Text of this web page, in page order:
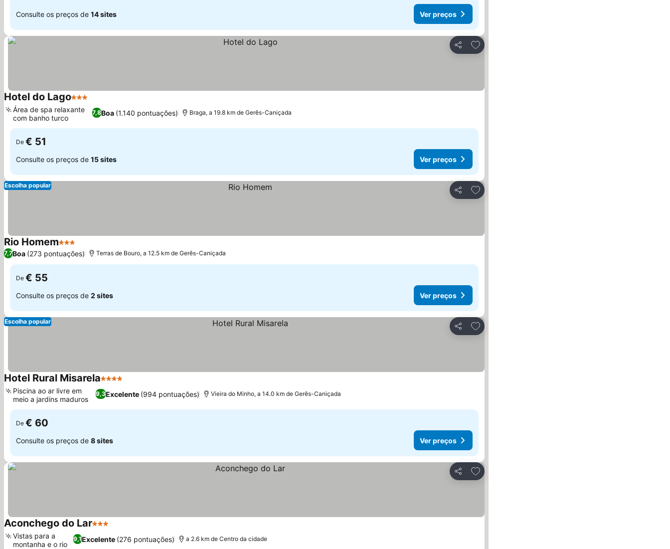
Consulte os preços de 14 sites Ver preços
Partilhar
Adicionar aos favoritos
Hotel do Lago3 Estrelas
7,8Boa (1.140 pontuações)
Área de spa relaxante
com banho turco
Braga, a 19.8 km de Gerês-Caniçada
De € 51
Consulte os preços de 15 sites Ver preços
Partilhar
Adicionar aos favoritos
Escolha popular
Rio Homem3 EstrelasVer preços
7,7Boa (273 pontuações) Terras de Bouro, a 12.5 km de Gerês-Caniçada
De € 55
Consulte os preços de 2 sites Ver preços
Partilhar
Adicionar aos favoritos
Escolha popular
Hotel Rural Misarela4 Estrelas
9,3Excelente (994 pontuações)
Piscina ao ar livre em
meio a jardins maduros
Vieira do Minho, a 14.0 km de Gerês-Caniçada
De € 60
Consulte os preços de 8 sites Ver preços
Partilhar
Adicionar aos favoritos
Aconchego do Lar3 Estrelas
9,1Excelente (276 pontuações)
Vistas para a
montanha e o rio
a 2.6 km de Centro da cidade